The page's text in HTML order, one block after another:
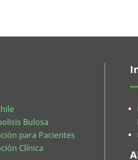
Bulosa
para Pacientes
Clínica